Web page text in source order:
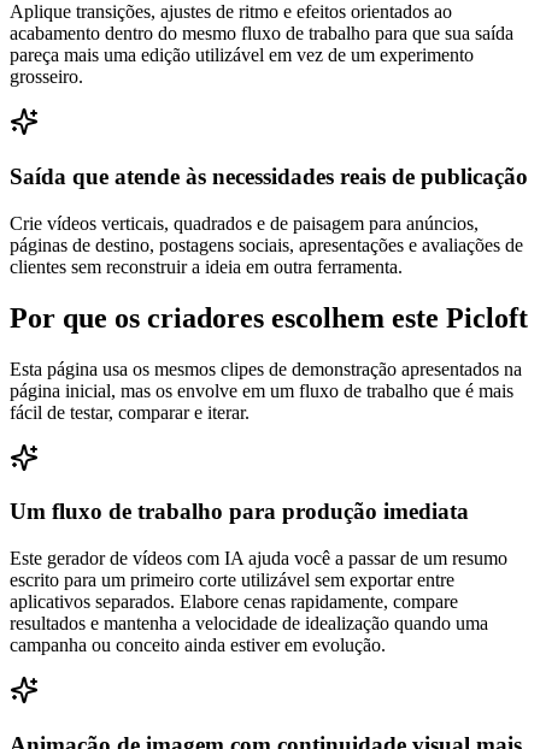
Aplique transições, ajustes de ritmo e efeitos orientados ao
acabamento dentro do mesmo fluxo de trabalho para que sua saída
pareça mais uma edição utilizável em vez de um experimento
grosseiro.
Saída que atende às necessidades reais de publicação
Crie vídeos verticais, quadrados e de paisagem para anúncios,
páginas de destino, postagens sociais, apresentações e avaliações de
clientes sem reconstruir a ideia em outra ferramenta.
Por que os criadores escolhem este Picloft
Esta página usa os mesmos clipes de demonstração apresentados na
página inicial, mas os envolve em um fluxo de trabalho que é mais
fácil de testar, comparar e iterar.
Um fluxo de trabalho para produção imediata
Este gerador de vídeos com IA ajuda você a passar de um resumo
escrito para um primeiro corte utilizável sem exportar entre
aplicativos separados. Elabore cenas rapidamente, compare
resultados e mantenha a velocidade de idealização quando uma
campanha ou conceito ainda estiver em evolução.